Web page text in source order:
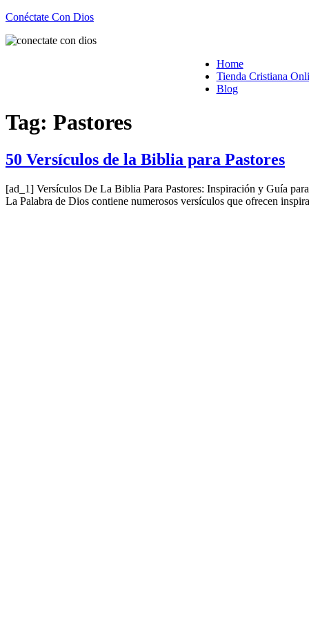
Conéctate Con Dios
Home
Tienda Cristiana
Blog
Tag: Pastores
50 Versículos de la Biblia para Pastores
[ad_1] Versículos De La Biblia Para Pastores: Inspiración y Guía
La Palabra de Dios contiene numerosos versículos que ofrecen